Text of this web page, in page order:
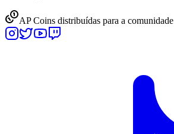
AP Coins distribuídas para a comunidade